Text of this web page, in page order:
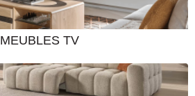
MEUBLES TV